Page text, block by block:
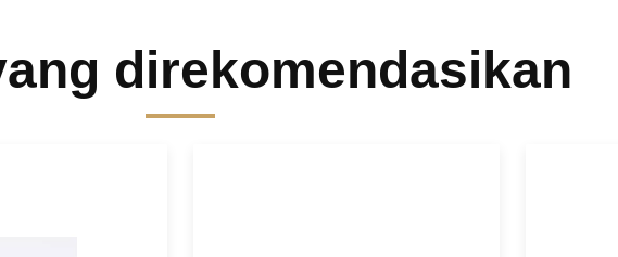
direkomendasikan